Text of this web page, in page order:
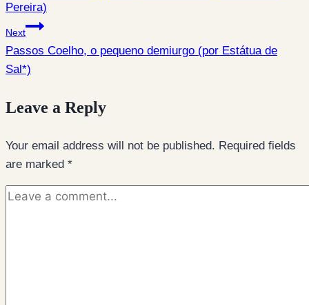
Pereira)
Next
Passos Coelho, o pequeno demiurgo (por Estátua de
Sal*)
Leave a Reply
Your email address will not be published. Required fields
are marked *